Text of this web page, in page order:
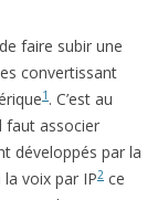
faire subir une
convertissant
1 . C’est au
faut associer
développés par la
voix par IP2 ce